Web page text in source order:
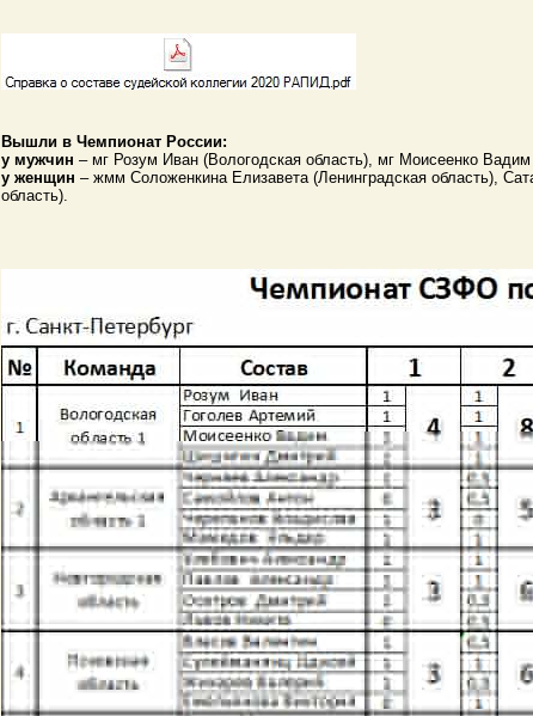
Вышли в Чемпионат России:
у мужчин – мг Розум Иван (Вологодская область), мг Моисеенко
у женщин – жмм Соложенкина Елизавета (Ленинградская область),
область).